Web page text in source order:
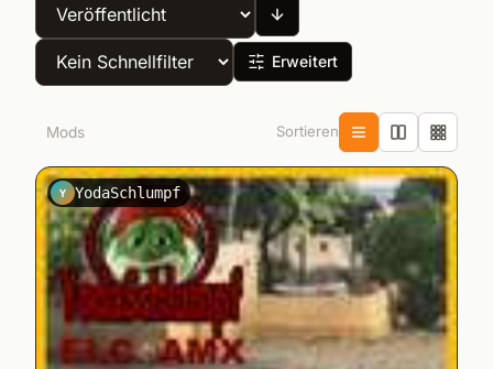
Erweitert
Mods Sortieren
Y YodaSchlumpf